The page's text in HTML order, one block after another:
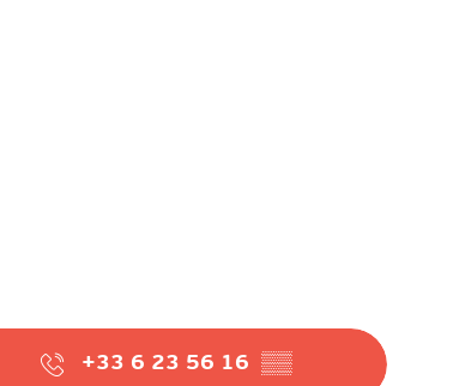
+33 6 23 56 16 ▒▒